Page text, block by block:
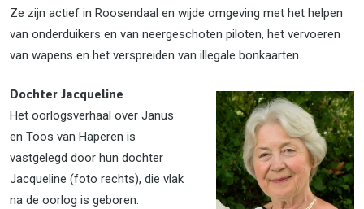
Ze zijn actief in Roosendaal en wijde omgeving met het helpen
van onderduikers en van neergeschoten piloten, het vervoeren
van wapens en het verspreiden van illegale bonkaarten.
Dochter Jacqueline
Het oorlogsverhaal over Janus
en Toos van Haperen is
vastgelegd door hun dochter
Jacqueline (foto rechts), die vlak
na de oorlog is geboren.